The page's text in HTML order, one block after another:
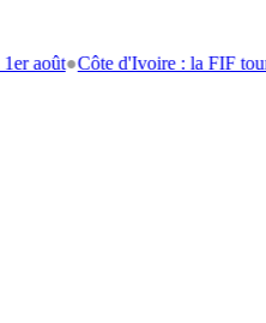
Côte d'Ivoire : la FIF tourne la